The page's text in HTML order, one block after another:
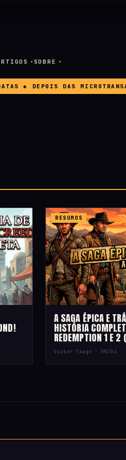
SOBRE
DAS
RESUMOS
A SAGA ÉPICA E
HISTÓRIA
REDEMPTION 1 E
Victor Tiago · 08/04